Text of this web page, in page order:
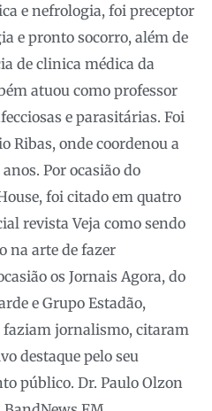
e nefrologia, foi preceptor
e pronto socorro, além de
de clinica médica da
atuou como professor
e parasitárias. Foi
Ribas, onde coordenou a
Por ocasião do
foi citado em quatro
revista Veja como sendo
na arte de fazer
os Jornais Agora, do
e Grupo Estadão,
faziam jornalismo, citaram
destaque pelo seu
público. Dr. Paulo Olzon